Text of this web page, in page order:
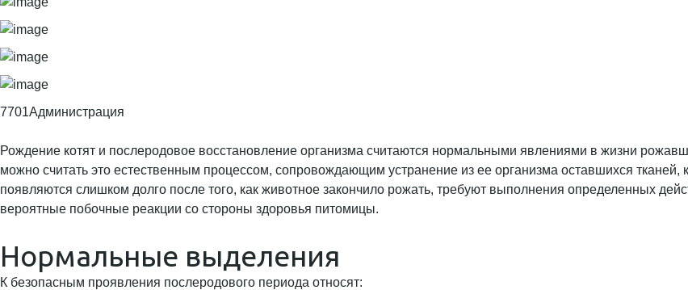
7701Администрация
Рождение котят и послеродовое восстановление организма считаются нормальными явлениями в жизни
можно считать это естественным процессом, сопровождающим устранение из ее организма оставшихся тканей,
появляются слишком долго после того, как животное закончило рожать, требуют выполнения определенных
вероятные побочные реакции со стороны здоровья питомицы.
Нормальные выделения
К безопасным проявления послеродового периода относят: